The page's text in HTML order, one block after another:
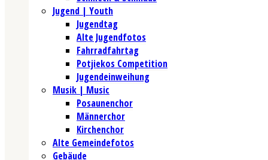
Jugend | Youth
Jugendtag
Alte Jugendfotos
Fahrradfahrtag
Potjiekos Competition
Jugendeinweihung
Musik | Music
Posaunenchor
Männerchor
Kirchenchor
Alte Gemeindefotos
Gebäude